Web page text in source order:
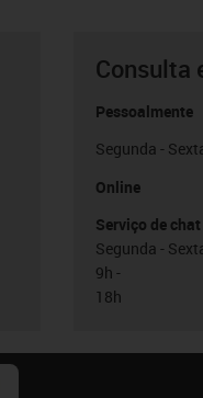
Consulta
Pessoalmente
Segunda -
Online
Serviço de chat
Segunda -
9h -
18h